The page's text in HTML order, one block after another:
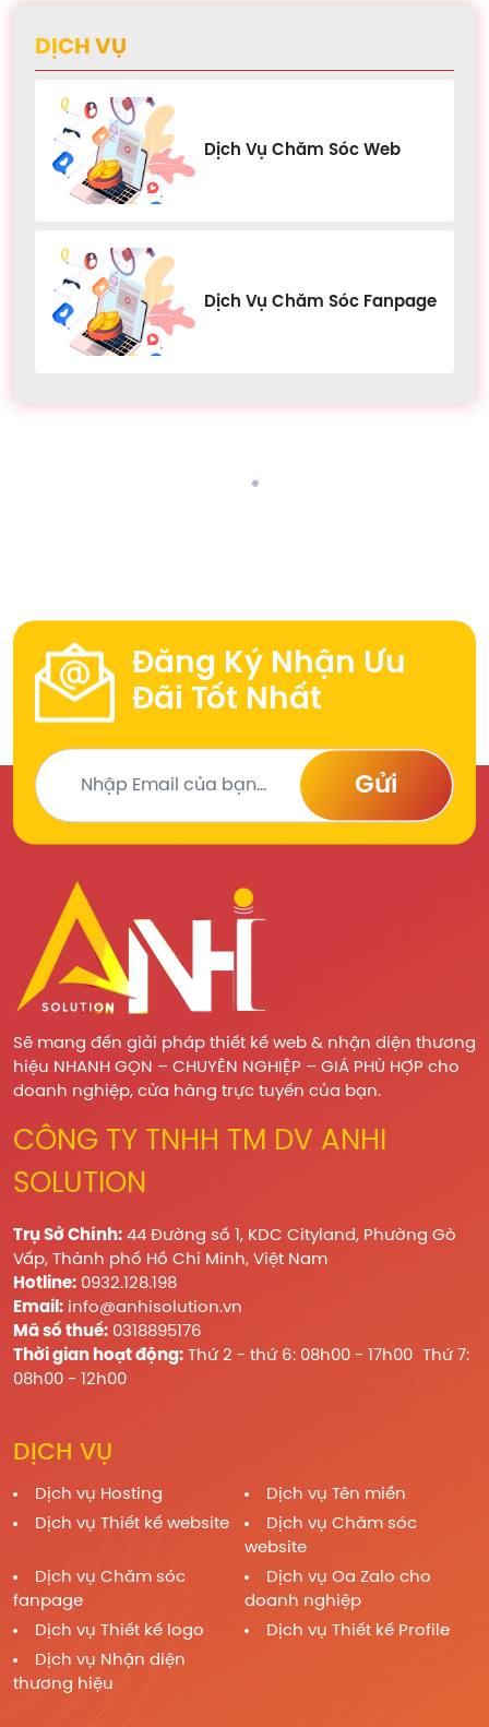
DỊCH VỤ
Dịch Vụ Chăm Sóc Web
Dịch Vụ Chăm Sóc Fanpage
Đăng Ký Nhận Ưu
Đãi Tốt Nhất
Gửi
Sẽ mang đến giải pháp thiết kế web & nhận diện thương
hiệu NHANH GỌN – CHUYÊN NGHIỆP – GIÁ PHÙ HỢP cho
doanh nghiệp, cửa hàng trực tuyến của bạn.
CÔNG TY TNHH TM DV ANHI
SOLUTION
Trụ Sở Chính: 44 Đường số 1, KDC Cityland, Phường Gò
Vấp, Thành phố Hồ Chí Minh, Việt Nam
Hotline: 0932.128.198
Email: info@anhisolution.vn
Mã số thuế: 0318895176
Thời gian hoạt động: Thứ 2 - thứ 6: 08h00 - 17h00 Thứ 7:
08h00 - 12h00
DỊCH VỤ
Dịch vụ Hosting
Dịch vụ Tên miền
Dịch vụ Thiết kế website
Dịch vụ Chăm sóc
website
Dịch vụ Chăm sóc
fanpage
Dịch vụ Oa Zalo cho
doanh nghiệp
Dịch vụ Thiết kế logo
Dịch vụ Thiết kế Profile
Dịch vụ Nhận diện
thương hiệu